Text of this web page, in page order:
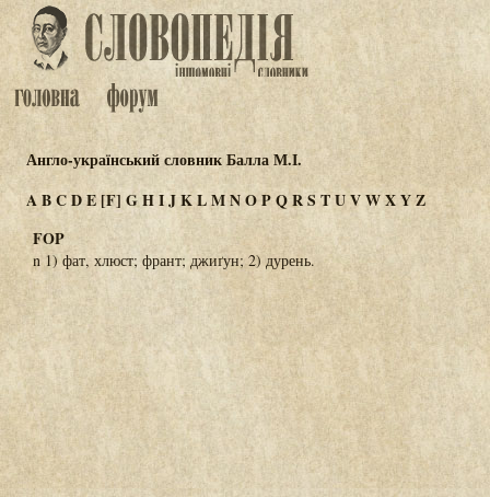
Англо-український словник Балла М.І.
ABCDE[F] GHIJKLMNOPQRSTUVWXYZ
FOP
n 1) фат, хлюст; франт; джиґун; 2) дурень.